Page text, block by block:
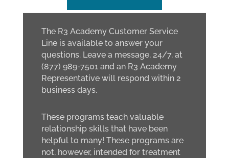
The R3 Academy Customer Service
Line is available to answer your
questions. Leave a message, 24/7, at
(877) 989-7501 and an R3 Academy
Representative will respond within 2
business days.
These programs teach valuable
relationship skills that have been
helpful to many! These programs are
not, however, intended for treatment